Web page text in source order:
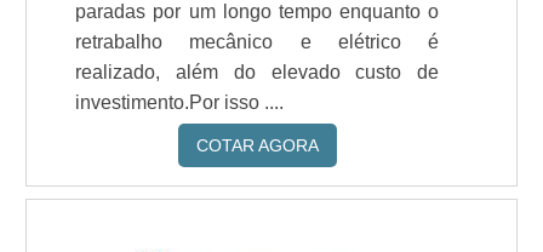
paradas por um longo tempo enquanto o
retrabalho mecânico e elétrico é
realizado, além do elevado custo de
investimento.Por isso ....
COTAR AGORA